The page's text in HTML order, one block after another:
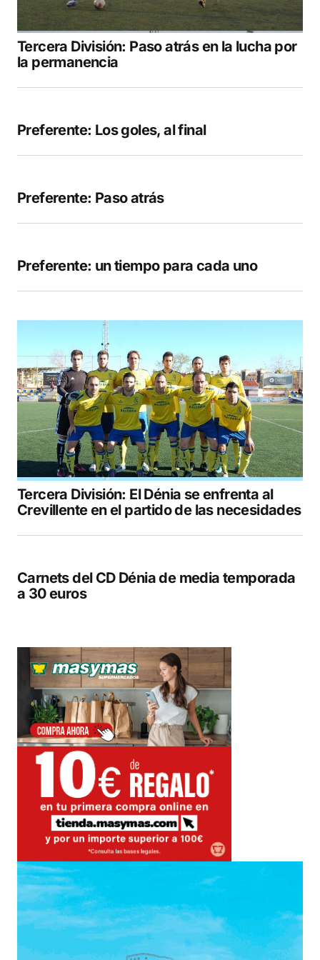
comente.
COMENTAR
Tercera División: Paso atrás en la lucha por
la permanencia
Preferente: Los goles, al final
Preferente: Paso atrás
Preferente: un tiempo para cada uno
Tercera División: El Dénia se enfrenta al
Crevillente en el partido de las necesidades
Carnets del CD Dénia de media temporada
a 30 euros